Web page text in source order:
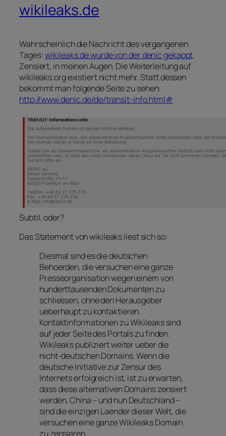
wikileaks.de
Wahrscheinlich die Nachricht des vergangenen
Tages:wikileaks.de wurde von der denic gekappt.
Zensiert, in meinen Augen. Die Weiterleitung auf
wikileaks.org existiert nicht mehr. Statt dessen
bekommt man folgende Seite zu sehen:
http://www.denic.de/de/transit-info.html#
Subtil, oder?
Das Statement von wikileaks liest sich so:
Diesmal sind es die deutschen
Behoerden, die versuchen eine ganze
Presseorganisation wegen einem von
hunderttausenden Dokumenten zu
schliessen, ohne den Herausgeber
ueberhaupt zu kontaktieren.
Kontaktinformationen zu Wikileaks sind
auf jeder Seite des Portals zu finden.
Wikileaks publiziert weiter ueber die
nicht-deutschen Domains. Wenn die
deutsche Initiative zur Zensur des
Internets erfolgreich ist, ist zu erwarten,
dass diese alternativen Domains zensiert
werden. China – und nun Deutschland –
sind die einzigen Laender dieser Welt, die
versuchen eine ganze Wikileaks Domain
zu zensieren.